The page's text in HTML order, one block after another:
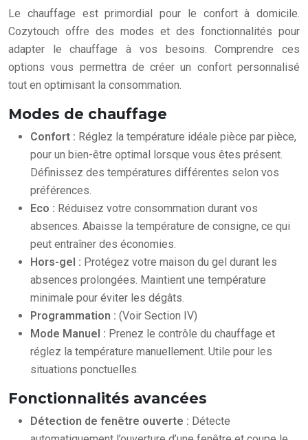
Le chauffage est primordial pour le confort à domicile.
Cozytouch offre des modes et des fonctionnalités pour
adapter le chauffage à vos besoins. Comprendre ces
options vous permettra de créer un confort personnalisé
tout en optimisant la consommation.
Modes de chauffage
Confort : Réglez la température idéale pièce par pièce,
pour un bien-être optimal lorsque vous êtes présent.
Définissez des températures différentes selon vos
préférences.
Eco : Réduisez votre consommation durant vos
absences. Abaisse la température de consigne, ce qui
peut entraîner des économies.
Hors-gel : Protégez votre maison du gel durant les
absences prolongées. Maintient une température
minimale pour éviter les dégâts.
Programmation : (Voir Section IV)
Mode Manuel : Prenez le contrôle du chauffage et
réglez la température manuellement. Utile pour les
situations ponctuelles.
Fonctionnalités avancées
Détection de fenêtre ouverte : Détecte